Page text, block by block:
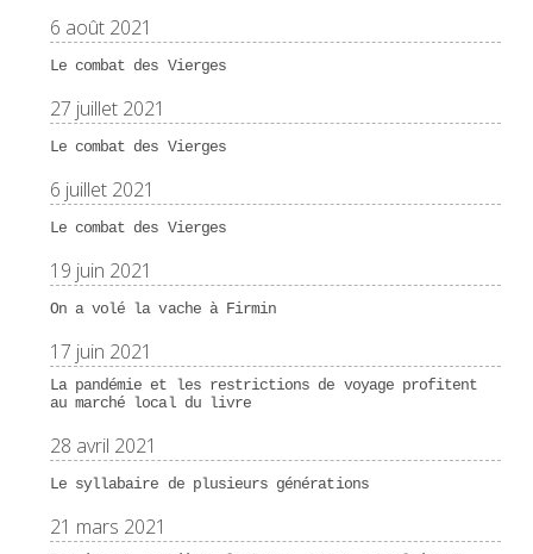
6 août 2021
Le combat des Vierges
27 juillet 2021
Le combat des Vierges
6 juillet 2021
Le combat des Vierges
19 juin 2021
On a volé la vache à Firmin
17 juin 2021
La pandémie et les restrictions de voyage profitent
au marché local du livre
28 avril 2021
Le syllabaire de plusieurs générations
21 mars 2021